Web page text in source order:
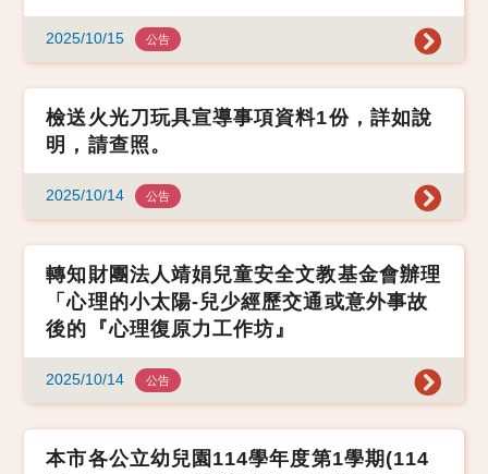
2025/10/15 公告
檢送火光刀玩具宣導事項資料1份，詳如說
明，請查照。
2025/10/14 公告
轉知財團法人靖娟兒童安全文教基金會辦理
「心理的小太陽-兒少經歷交通或意外事故
後的『心理復原力工作坊』
2025/10/14 公告
本市各公立幼兒園114學年度第1學期(114